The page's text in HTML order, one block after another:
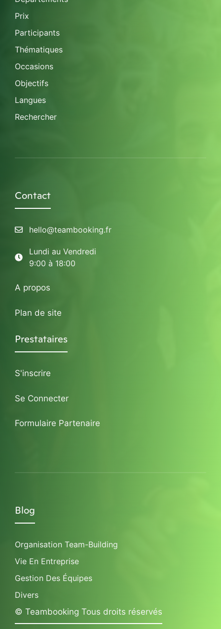
Prix
Participants
Thématiques
Occasions
Objectifs
Langues
Rechercher
Contact
hello@teambooking.fr
Lundi au Vendredi
9:00 à 18:00
A propos
Plan de site
Prestataires
S'inscrire
Se Connecter
Formulaire Partenaire
Blog
Organisation Team-Building
Vie En Entreprise
Gestion Des Équipes
Divers
© Teambooking Tous droits réservés